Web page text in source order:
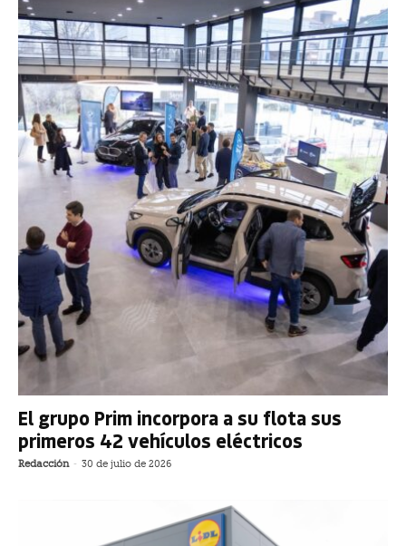
El grupo Prim incorpora a su flota sus
primeros 42 vehículos eléctricos
Redacción - 30 de julio de 2026